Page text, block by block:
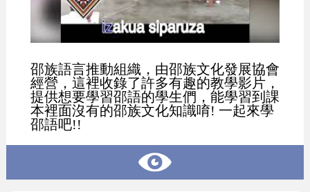
邵族語言推動組織，由邵族文化發展協會
經營，這裡收錄了許多有趣的教學影片，
提供想要學習邵語的學生們，能學習到課
本裡面沒有的邵族文化知識唷! 一起來學
邵語吧!!